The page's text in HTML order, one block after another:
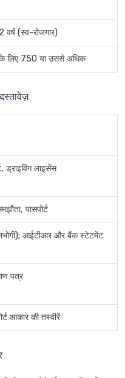
वर्ष (स्व-रोजगार)
लिए 750 या उससे अधिक
ड्राइविंग लाइसेंस
पासपोर्ट
आईटीआर और बैंक स्टेटमेंट
पत्र
आकार की तस्वीरें